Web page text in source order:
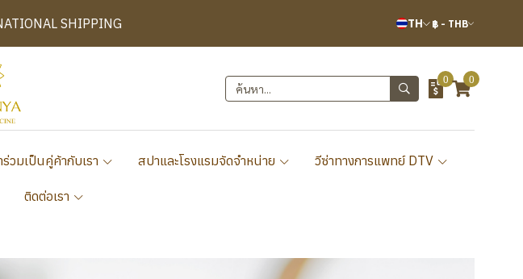
SHIPPING TH ฿ - THB
0 0
ร่วมเป็นคู่ค้ากับเรา สปาและโรงแรมจัดจำหน่าย วีซ่าทางการแพทย์ DTV
ติดต่อเรา